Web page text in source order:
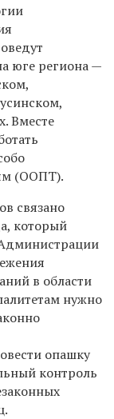
юге региона —
Вместе
(ООПТ).
связано
который
в области
нужно
опашку
контроль